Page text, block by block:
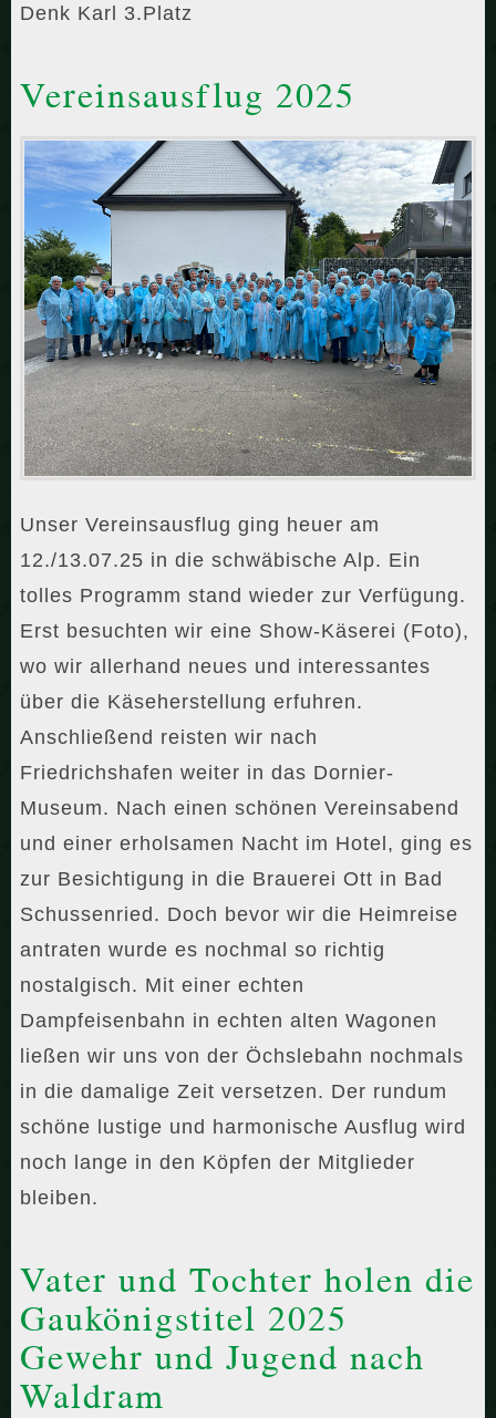
Denk Karl 3.Platz
Vereinsausflug 2025
Unser Vereinsausflug ging heuer am
12./13.07.25 in die schwäbische Alp. Ein
tolles Programm stand wieder zur Verfügung.
Erst besuchten wir eine Show-Käserei (Foto),
wo wir allerhand neues und interessantes
über die Käseherstellung erfuhren.
Anschließend reisten wir nach
Friedrichshafen weiter in das Dornier-
Museum. Nach einen schönen Vereinsabend
und einer erholsamen Nacht im Hotel, ging es
zur Besichtigung in die Brauerei Ott in Bad
Schussenried. Doch bevor wir die Heimreise
antraten wurde es nochmal so richtig
nostalgisch. Mit einer echten
Dampfeisenbahn in echten alten Wagonen
ließen wir uns von der Öchslebahn nochmals
in die damalige Zeit versetzen. Der rundum
schöne lustige und harmonische Ausflug wird
noch lange in den Köpfen der Mitglieder
bleiben.
Vater und Tochter holen die
Gaukönigstitel 2025
Gewehr und Jugend nach
Waldram